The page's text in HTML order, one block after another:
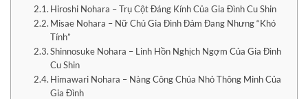
Hiroshi Nohara – Trụ Cột Đáng Kính Của Gia Đình Cu Shin
Misae Nohara – Nữ Chủ Gia Đình Đảm Đang Nhưng “Khó
Tính”
Shinnosuke Nohara – Linh Hồn Nghịch Ngợm Của Gia Đình
Cu Shin
Himawari Nohara – Nàng Công Chúa Nhỏ Thông Minh Của
Gia Đình